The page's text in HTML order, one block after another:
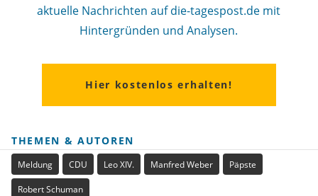
aktuelle Nachrichten auf die-tagespost.de mit
Hintergründen und Analysen.
Hier kostenlos erhalten!
THEMEN & AUTOREN
Meldung CDU Leo XIV. Manfred Weber Päpste
Robert Schuman